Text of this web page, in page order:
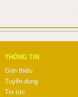
THÔNG TIN
Giới thiệu
Tuyển dụng
Tin tức